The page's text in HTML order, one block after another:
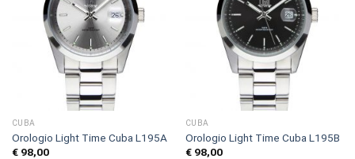
CUBA
Orologio Light Time Cuba L195A
€98,00
CUBA
Orologio Light Time Cuba L195B
€98,00